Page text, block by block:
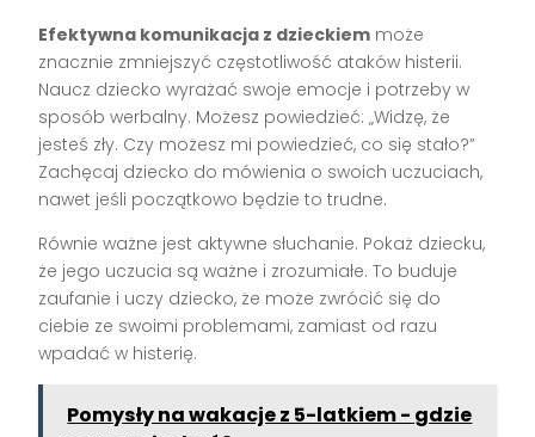
Efektywna komunikacja z dzieckiem może
znacznie zmniejszyć częstotliwość ataków histerii.
Naucz dziecko wyrażać swoje emocje i potrzeby w
sposób werbalny. Możesz powiedzieć: „Widzę, że
jesteś zły. Czy możesz mi powiedzieć, co się stało?”
Zachęcaj dziecko do mówienia o swoich uczuciach,
nawet jeśli początkowo będzie to trudne.
Równie ważne jest aktywne słuchanie. Pokaż dziecku,
że jego uczucia są ważne i zrozumiałe. To buduje
zaufanie i uczy dziecko, że może zwrócić się do
ciebie ze swoimi problemami, zamiast od razu
wpadać w histerię.
Pomysły na wakacje z 5-latkiem - gdzie